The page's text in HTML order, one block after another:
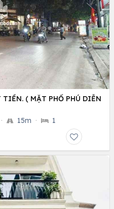
( MẶT PHỐ PHÚ DIỄN
· 15m · 1